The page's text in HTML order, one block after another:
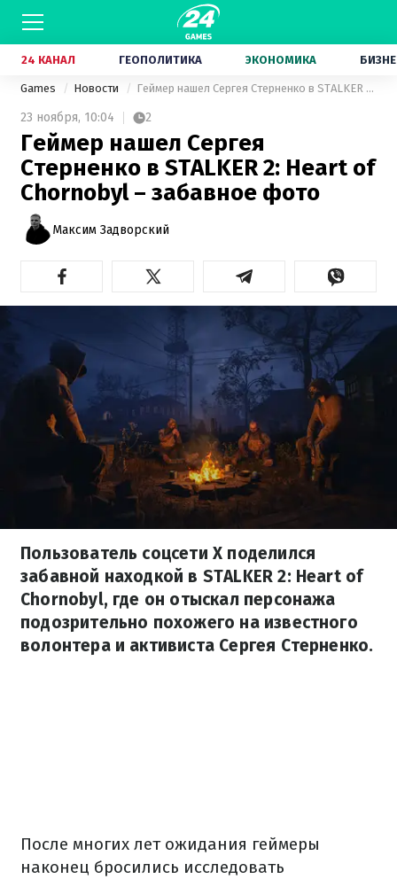
24 КАНАЛ ГЕОПОЛИТИКА ЭКОНОМИКА
Games Новости Геймер нашел Сергея Стерненко в STALKER 2: Heart of Chornobyl – забавное фото
23 ноября, 10:04 2
Геймер нашел Сергея
Стерненко в STALKER 2: Heart of
Chornobyl – забавное фото
Максим Задворский
Пользователь соцсети X поделился
забавной находкой в STALKER 2: Heart of
Chornobyl, где он отыскал персонажа
подозрительно похожего на известного
волонтера и активиста Сергея Стерненко.
После многих лет ожидания геймеры
наконец бросились исследовать